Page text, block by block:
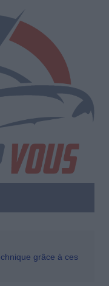
grâce à ces